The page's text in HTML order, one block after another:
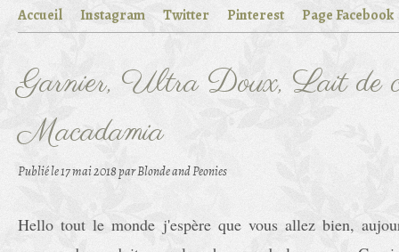
Accueil Instagram Twitter Pinterest Page Facebook
Garnier, Ultra Doux, Lait de
Macadamia
Publié le17 mai 2018par Blonde and Peonies
Hello tout le monde j'espère que vous allez bien,